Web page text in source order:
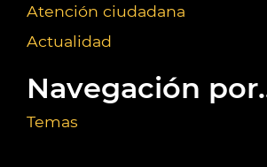
Atención ciudadana
Actualidad
Navegación
Temas